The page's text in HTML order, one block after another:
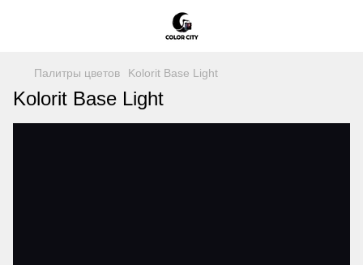
Палитры цветов Kolorit Base Light
Kolorit Base Light